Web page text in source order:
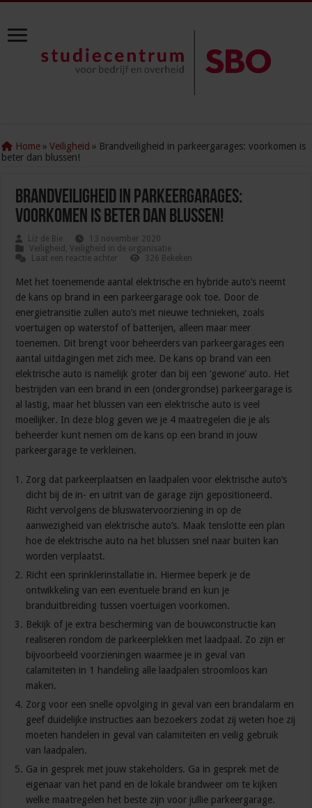
Home » Veiligheid » Brandveiligheid in parkeergarages: voorkomen is
beter dan blussen!
Brandveiligheid in parkeergarages:
voorkomen is beter dan blussen!
Liz de Bie
13 november 2020
Veiligheid ,Veiligheid in de organisatie
Laat een reactie achter
326 Bekeken
Met het toenemende aantal elektrische en hybride auto’s neemt
de kans op brand in een parkeergarage ook toe. Door de
energietransitie zullen auto’s met nieuwe technieken, zoals
voertuigen op waterstof of batterijen, alleen maar meer
toenemen. Dit brengt voor beheerders van parkeergarages een
aantal uitdagingen met zich mee. De kans op brand van een
elektrische auto is namelijk groter dan bij een ‘gewone’ auto. Het
bestrijden van een brand in een (ondergrondse) parkeergarage is
al lastig, maar het blussen van een elektrische auto is veel
moeilijker. In deze blog geven we je 4 maatregelen die je als
beheerder kunt nemen om de kans op een brand in jouw
parkeergarage te verkleinen.
Zorg dat parkeerplaatsen en laadpalen voor elektrische auto’s
dicht bij de in- en uitrit van de garage zijn gepositioneerd.
Richt vervolgens de bluswatervoorziening in op de
aanwezigheid van elektrische auto’s. Maak tenslotte een plan
hoe de elektrische auto na het blussen snel naar buiten kan
worden verplaatst.
Richt een sprinklerinstallatie in. Hiermee beperk je de
ontwikkeling van een eventuele brand en kun je
branduitbreiding tussen voertuigen voorkomen.
Bekijk of je extra bescherming van de bouwconstructie kan
realiseren rondom de parkeerplekken met laadpaal. Zo zijn er
bijvoorbeeld voorzieningen waarmee je in geval van
calamiteiten in 1 handeling alle laadpalen stroomloos kan
maken.
Zorg voor een snelle opvolging in geval van een brandalarm en
geef duidelijke instructies aan bezoekers zodat zij weten hoe zij
moeten handelen in geval van calamiteiten en veilig gebruik
van laadpalen.
Ga in gesprek met jouw stakeholders. Ga in gesprek met de
eigenaar van het pand en de lokale brandweer om te kijken
welke maatregelen het beste zijn voor jullie parkeergarage.